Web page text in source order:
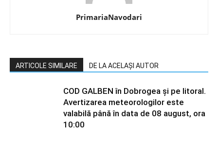
PrimariaNavodari
ARTICOLE SIMILARE DE LA ACELAȘI AUTOR
COD GALBEN în Dobrogea și pe litoral.
Avertizarea meteorologilor este
valabilă până în data de 08 august, ora
10:00